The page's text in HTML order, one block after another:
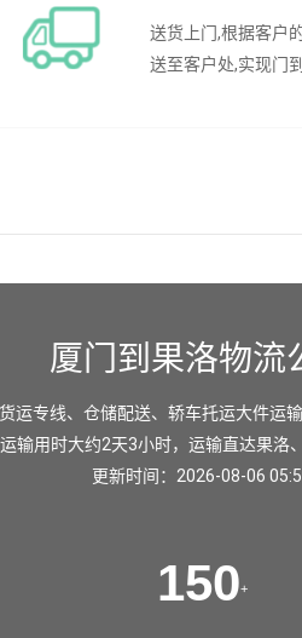
送货上门,根据客户
送至客户处,实现门
厦门到果洛物流
运专线、仓储配送、轿车托运大件运
输用时大约2天3小时，运输直达果洛、
更新时间：2026-08-06
150+